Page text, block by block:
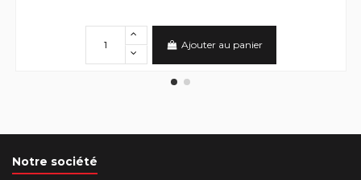
Ajouter au panier
Notre société